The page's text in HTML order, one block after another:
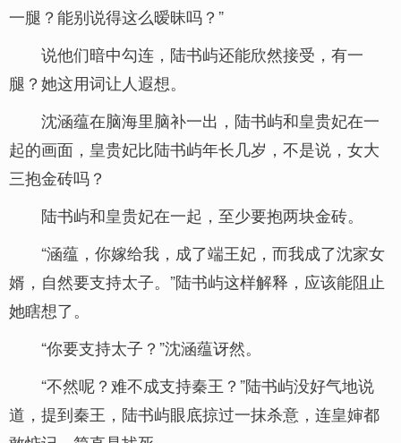
一腿？能别说得这么暧昧吗？”
说他们暗中勾连，陆书屿还能欣然接受，有一
腿？她这用词让人遐想。
沈涵蕴在脑海里脑补一出，陆书屿和皇贵妃在一
起的画面，皇贵妃比陆书屿年长几岁，不是说，女大
三抱金砖吗？
陆书屿和皇贵妃在一起，至少要抱两块金砖。
“涵蕴，你嫁给我，成了端王妃，而我成了沈家女
婿，自然要支持太子。”陆书屿这样解释，应该能阻止
她瞎想了。
“你要支持太子？”沈涵蕴讶然。
“不然呢？难不成支持秦王？”陆书屿没好气地说
道，提到秦王，陆书屿眼底掠过一抹杀意，连皇婶都